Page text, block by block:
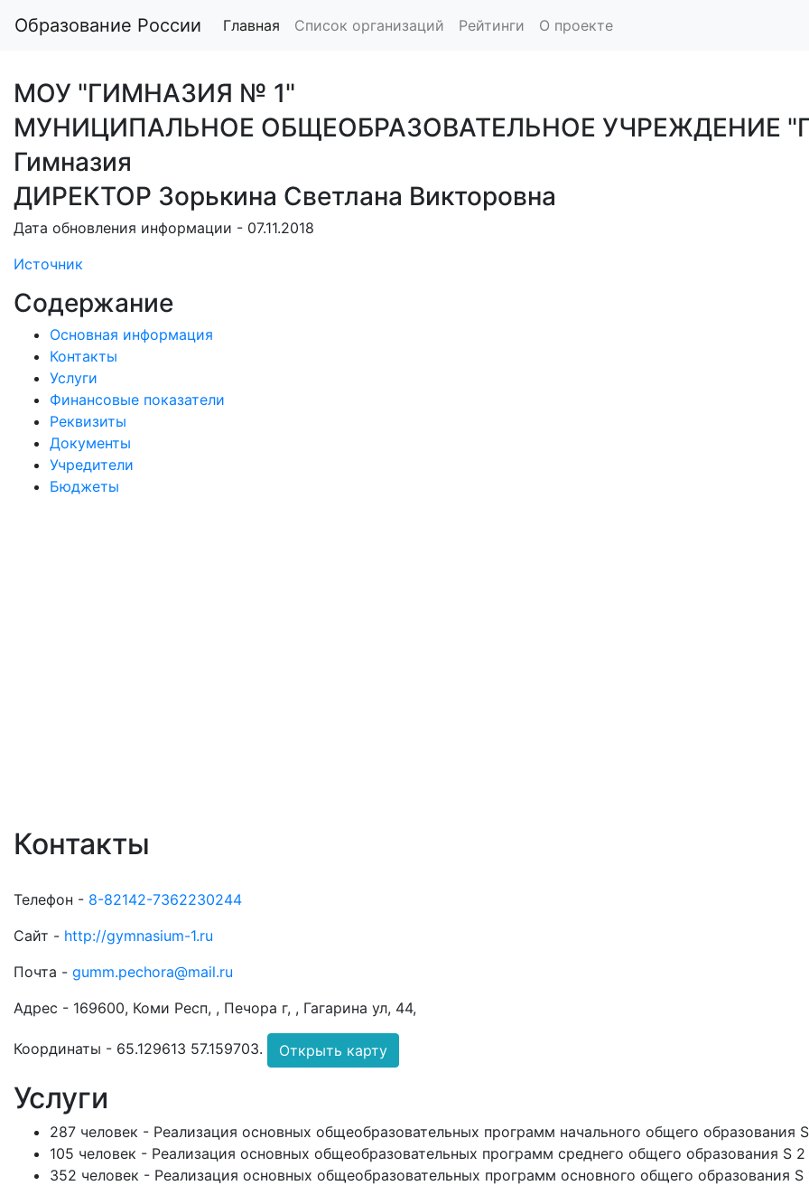
Образование России Главная Список организаций Рейтинги О проекте
МОУ "ГИМНАЗИЯ № 1"
МУНИЦИПАЛЬНОЕ ОБЩЕОБРАЗОВАТЕЛЬНОЕ УЧРЕЖДЕНИЕ
Гимназия
ДИРЕКТОР Зорькина Светлана Викторовна
Дата обновления информации - 07.11.2018
Источник
Содержание
Основная информация
Контакты
Услуги
Финансовые показатели
Реквизиты
Документы
Учредители
Бюджеты
Контакты
Телефон - 8-82142-7362230244
Сайт - http://gymnasium-1.ru
Почта - gumm.pechora@mail.ru
Адрес - 169600, Коми Респ, , Печора г, , Гагарина ул, 44,
Координаты - 65.129613 57.159703. Открыть карту
Услуги
287 человек - Реализация основных общеобразовательных программ начального общего образования
105 человек - Реализация основных общеобразовательных программ среднего общего образования S 2
352 человек - Реализация основных общеобразовательных программ основного общего образования S